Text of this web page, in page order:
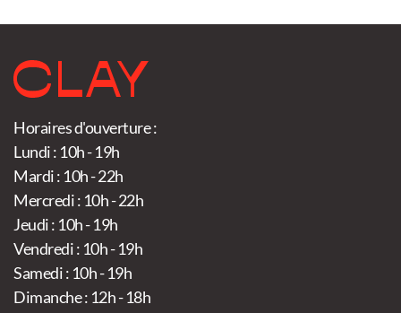
Horaires d'ouverture :
Lundi : 10h - 19h
Mardi : 10h - 22h
Mercredi : 10h - 22h
Jeudi : 10h - 19h
Vendredi : 10h - 19h
Samedi : 10h - 19h
Dimanche : 12h - 18h